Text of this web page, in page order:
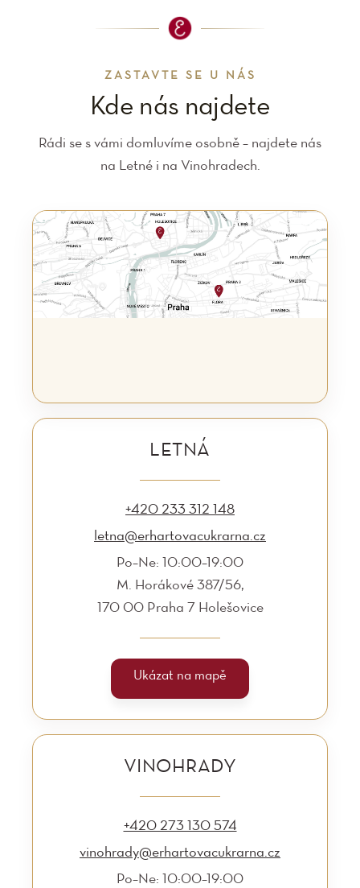
ZASTAVTE SE U NÁS
Kde nás najdete
Rádi se s vámi domluvíme osobně – najdete nás
na Letné i na Vinohradech.
LETNÁ
+420 233 312 148
letna@erhartovacukrarna.cz
Po–Ne: 10:00–19:00
M. Horákové 387/56,
170 00 Praha 7 Holešovice
Ukázat na mapě
VINOHRADY
+420 273 130 574
vinohrady@erhartovacukrarna.cz
Po–Ne: 10:00–19:00